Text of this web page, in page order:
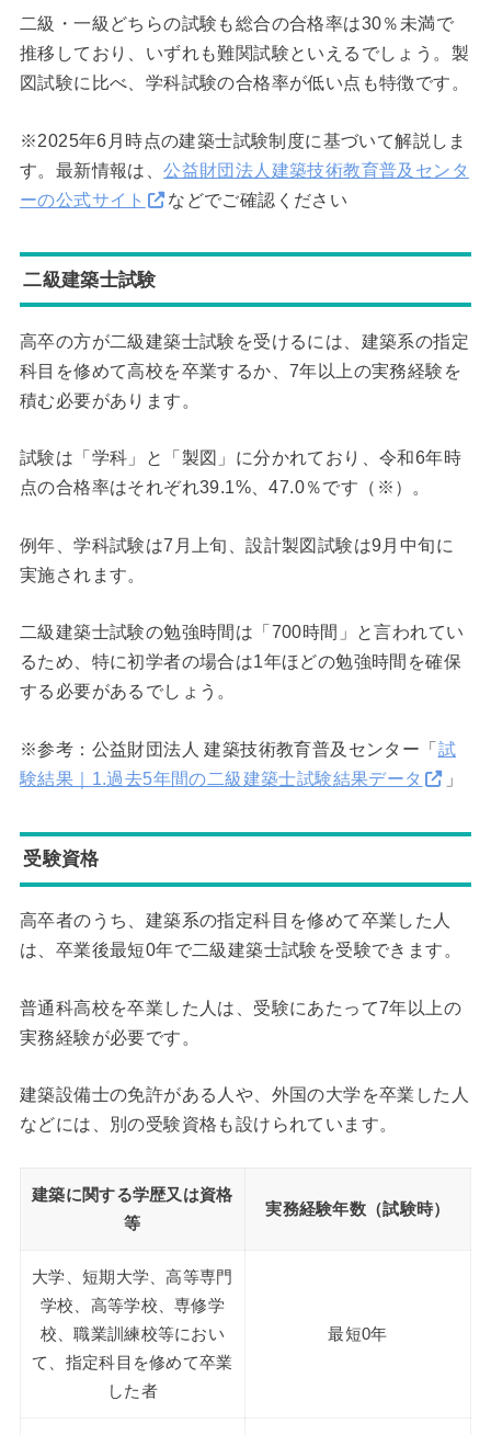
二級・一級どちらの試験も総合の合格率は30％未満で
推移しており、いずれも難関試験といえるでしょう。製
図試験に比べ、学科試験の合格率が低い点も特徴です。
※2025年6月時点の建築士試験制度に基づいて解説しま
す。最新情報は、公益財団法人建築技術教育普及センタ
ーの公式サイト
などでご確認ください
二級建築士試験
高卒の方が二級建築士試験を受けるには、建築系の指定
科目を修めて高校を卒業するか、7年以上の実務経験を
積む必要があります。
試験は「学科」と「製図」に分かれており、令和6年時
点の合格率はそれぞれ39.1%、47.0％です（※）。
例年、学科試験は7月上旬、設計製図試験は9月中旬に
実施されます。
二級建築士試験の勉強時間は「700時間」と言われてい
るため、特に初学者の場合は1年ほどの勉強時間を確保
する必要があるでしょう。
※参考：公益財団法人 建築技術教育普及センター「 試
験結果｜1.過去5年間の二級建築士試験結果データ
」
受験資格
高卒者のうち、建築系の指定科目を修めて卒業した人
は、卒業後最短0年で二級建築士試験を受験できます。
普通科高校を卒業した人は、受験にあたって7年以上の
実務経験が必要です。
建築設備士の免許がある人や、外国の大学を卒業した人
などには、別の受験資格も設けられています。
建築に関する学歴又は資格
等
実務経験年数（試験時）
大学、短期大学、高等専門
学校、高等学校、専修学
校、職業訓練校等におい
て、指定科目を修めて卒業
した者
最短0年